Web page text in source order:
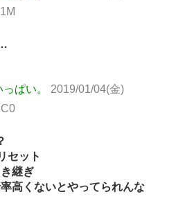
ぱい。
2019/01/04(金)
セット
継ぎ
高くないとやってられんな